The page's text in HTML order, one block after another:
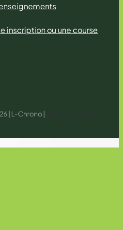
inscription ou une course
| L-Chrono |